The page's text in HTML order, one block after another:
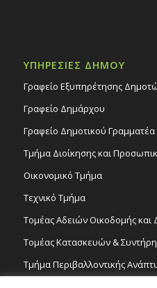
ΥΠΗΡΕΣΙΕΣ ΔΗΜΟΥ
Γραφείο Εξυπηρέτησης
Γραφείο Δημάρχου
Γραφείο Δημοτικού Γραμματέα
Τμήμα Διοίκησης και
Οικονομικό Τμήμα
Τεχνικό Τμήμα
Τομέας Αδειών Οικοδομής και
Τομέας Κατασκευών &
Τμήμα Περιβαλλοντικής